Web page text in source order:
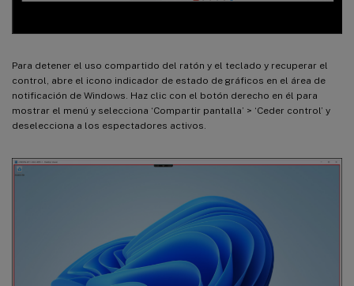
Para detener el uso compartido del ratón y el teclado y recuperar el
control, abre el icono indicador de estado de gráficos en el área de
notificación de Windows. Haz clic con el botón derecho en él para
mostrar el menú y selecciona ‘Compartir pantalla’ > ‘Ceder control’ y
deselecciona a los espectadores activos.